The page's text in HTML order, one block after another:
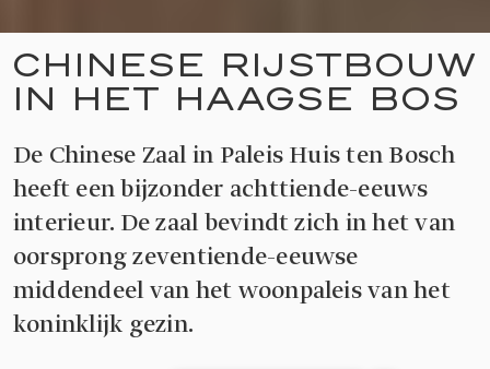
CHINESE RIJSTBOUW
IN HET HAAGSE BOS
De Chinese Zaal in Paleis Huis ten Bosch
heeft een bijzonder achttiende-eeuws
interieur. De zaal bevindt zich in het van
oorsprong zeventiende-eeuwse
middendeel van het woonpaleis van het
koninklijk gezin.